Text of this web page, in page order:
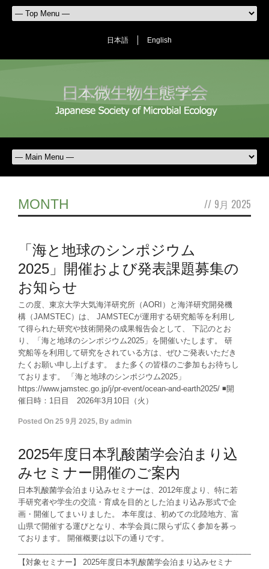
日本語 English
MONTH // 9月 2025
「海と地球のシンポジウム
2025」開催および発表課題募集の
お知らせ
この度、東京大学大気海洋研究所（AORI）と海洋研究開発機
構（JAMSTEC）は、 JAMSTECが運用する研究船等を利用し
て得られた研究や技術開発の成果報告会として、 下記のとお
り、「海と地球のシンポジウム2025」を開催いたします。 研
究船等を利用して研究をされている方は、ぜひご発表いただき
たくお願い申し上げます。 また多くの皆様のご参加もお待ちし
ております。 「海と地球のシンポジウム2025」
https://www.jamstec.go.jp/j/pr-event/ocean-and-earth2025/ ◾️開
催日時：1日目 2026年3月10日（火）
Posted On 25 9月 2025, By admin
2025年度日本乳酸菌学会泊まり込
みセミナー開催のご案内
日本乳酸菌学会泊まり込みセミナーは、2012年度より、特に若
手研究者や学生の交流・育成を目的とした泊まり込み形式で企
画・開催してまいりました。 本年度は、初めての北陸地方、富
山県で開催する運びとなり、本学会員に限らず広く参加を募っ
ております。 開催概要は以下の通りです。
【対象セミナー】 2025年度日本乳酸菌学会泊まり込みセミナ